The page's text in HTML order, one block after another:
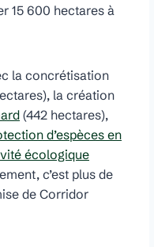
15 600 hectares à
la concrétisation
la création
(442 hectares),
d’espèces en
écologique
c’est plus de
de Corridor